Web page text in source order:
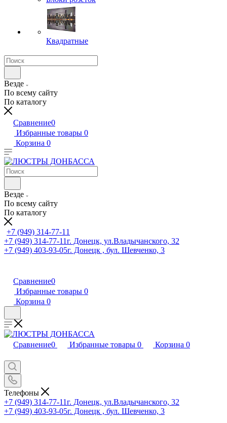
Квадратные
Везде
По всему сайту
По каталогу
Сравнение0
Избранные товары 0
Корзина 0
Везде
По всему сайту
По каталогу
+7 (949) 314-77-11
+7 (949) 314-77-11г. Донецк, ул.Владычанского, 32
+7 (949) 403-93-05г. Донецк , бул. Шевченко, 3
Сравнение0
Избранные товары 0
Корзина 0
Сравнение0 Избранные товары 0 Корзина 0
Телефоны
+7 (949) 314-77-11г. Донецк, ул.Владычанского, 32
+7 (949) 403-93-05г. Донецк , бул. Шевченко, 3